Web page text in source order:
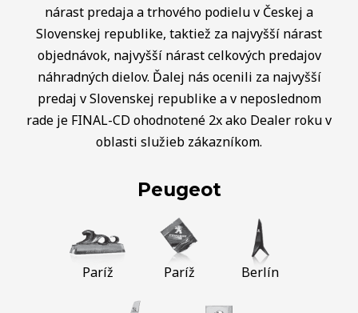
nárast predaja a trhového podielu v Českej a
Slovenskej republike, taktiež za najvyšší nárast
objednávok, najvyšší nárast celkových predajov
náhradných dielov. Ďalej nás ocenili za najvyšší
predaj v Slovenskej republike a v neposlednom
rade je FINAL-CD ohodnotené 2x ako Dealer roku v
oblasti služieb zákazníkom.
Peugeot
Paríž Paríž Berlín